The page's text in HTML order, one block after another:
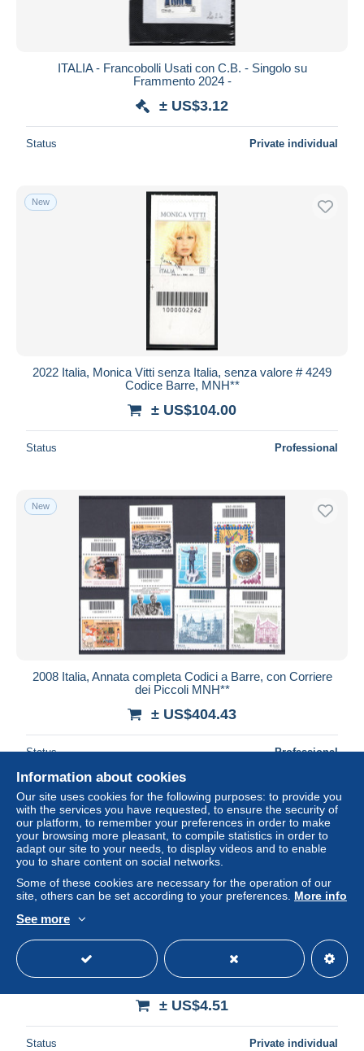
ITALIA - Francobolli Usati con C.B. - Singolo su
Frammento 2024 -
± US$3.12
Status Private individual
New
2022 Italia, Monica Vitti senza Italia, senza valore # 4249
Codice Barre, MNH**
± US$104.00
Status Professional
New
2008 Italia, Annata completa Codici a Barre, con Corriere
dei Piccoli MNH**
± US$404.43
Status Professional
Italia 2015 - Expo - Quartina codice a barre
± US$4.51
Status Private individual
Information about cookies
Our site uses cookies for the following purposes: to provide you
with the services you have requested, to ensure the security of
our platform, to remember your preferences in order to make
your browsing more pleasant, to compile statistics in order to
adapt our site to your needs, to display videos and to enable
you to share content on social networks.
Some of these cookies are necessary for the operation of our
site, others can be set according to your preferences. More info
See more